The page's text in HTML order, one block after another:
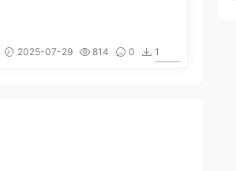
2025-07-29 814 0
1